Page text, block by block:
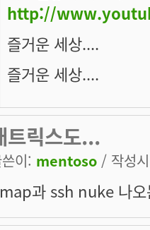
http://
즐거운 세상....
즐거운 세상....
트릭스도...
이: mentoso / 작성
과 ssh nuke 나오